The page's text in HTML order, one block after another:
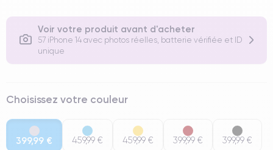
Voir votre produit avant d'acheter
57 iPhone 14 avec photos réelles, batterie vérifiée et ID
unique
Choisissez votre couleur
399,99 € 459,99 € 459,99 € 399,99 € 399,99 €